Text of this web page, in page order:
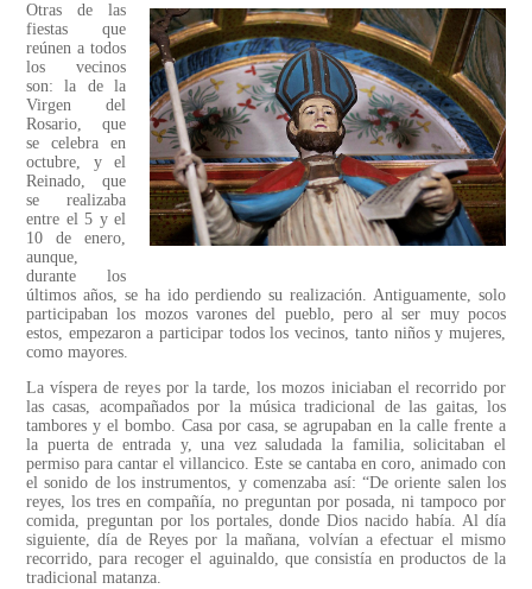
Otras de las
fiestas que
reúnen a todos
los vecinos
son: la de la
Virgen del
Rosario, que
se celebra en
octubre, y el
Reinado, que
se realizaba
entre el 5 y el
10 de enero,
aunque,
durante los
últimos años, se ha ido perdiendo su realización. Antiguamente, solo
participaban los mozos varones del pueblo, pero al ser muy pocos
estos, empezaron a participar todos los vecinos, tanto niños y mujeres,
como mayores.
La víspera de reyes por la tarde, los mozos iniciaban el recorrido por
las casas, acompañados por la música tradicional de las gaitas, los
tambores y el bombo. Casa por casa, se agrupaban en la calle frente a
la puerta de entrada y, una vez saludada la familia, solicitaban el
permiso para cantar el villancico. Este se cantaba en coro, animado con
el sonido de los instrumentos, y comenzaba así: “De oriente salen los
reyes, los tres en compañía, no preguntan por posada, ni tampoco por
comida, preguntan por los portales, donde Dios nacido había. Al día
siguiente, día de Reyes por la mañana, volvían a efectuar el mismo
recorrido, para recoger el aguinaldo, que consistía en productos de la
tradicional matanza.